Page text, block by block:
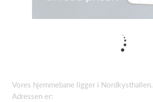
Vores hjemmebane ligger i Nordkysthallen.
Adressen er: